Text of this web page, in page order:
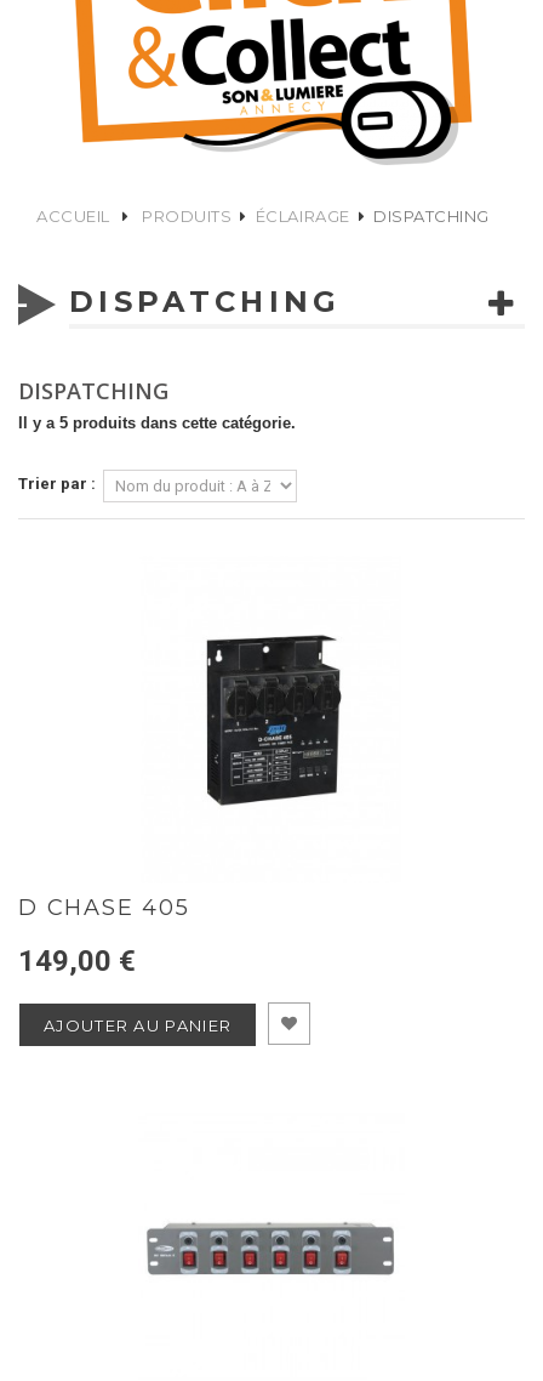
ACCUEIL PRODUITS ÉCLAIRAGE DISPATCHING
DISPATCHING
DISPATCHING
Il y a 5 produits dans cette catégorie.
Trier par :
D CHASE 405
149,00 €
AJOUTER AU PANIER